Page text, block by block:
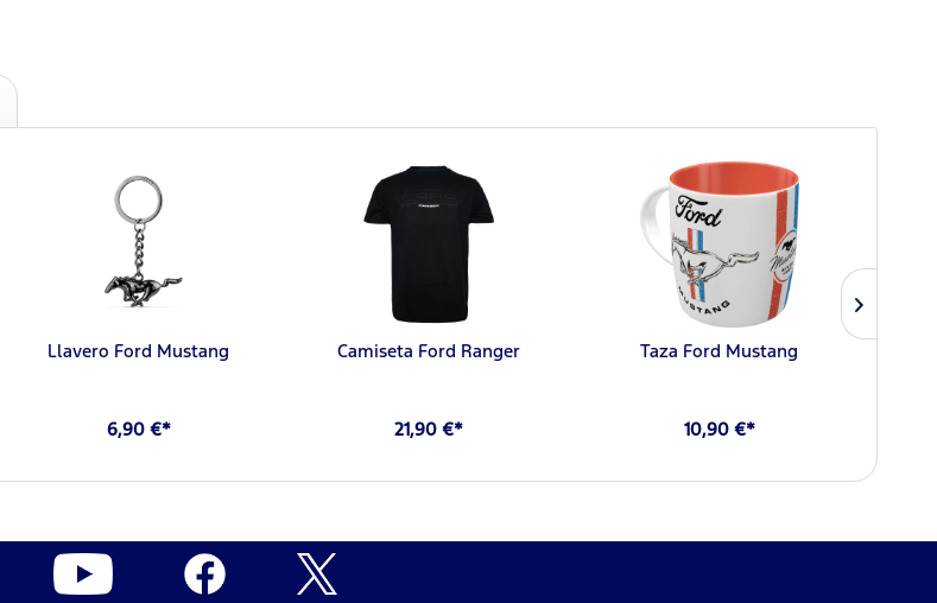
Llavero Ford Mustang
6,90 €*
Camiseta Ford Ranger
21,90 €*
Taza Ford Mustang
10,90 €*